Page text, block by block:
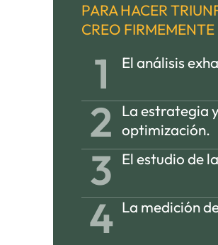
PARA HACER
CREO FIRMEMENTE
1 El análisis
2
La estrategia
optimización.
3 El estudio de
4 La medición